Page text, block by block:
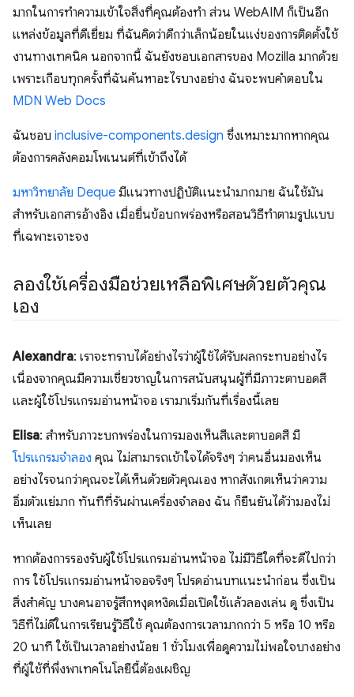
มากในการทำความเข้าใจสิ่งที่คุณต้องทำ ส่วน WebAIM ก็เป็นอีก
แหล่งข้อมูลที่ดีเยี่ยม ที่ฉันคิดว่าดีกว่าเล็กน้อยในแง่ของการติดตั้งใช้
งานทางเทคนิค นอกจากนี้ ฉันยังชอบเอกสารของ Mozilla มากด้วย
เพราะเกือบทุกครั้งที่ฉันค้นหาอะไรบางอย่าง ฉันจะพบคำตอบใน
MDN Web Docs
ฉันชอบ inclusive-components.design ซึ่งเหมาะมากหากคุณ
ต้องการคลังคอมโพเนนต์ที่เข้าถึงได้
มหาวิทยาลัย Deque มีแนวทางปฏิบัติแนะนำมากมาย ฉันใช้มัน
สำหรับเอกสารอ้างอิง เมื่อยื่นข้อบกพร่องหรือสอนวิธีทำตามรูปแบบ
ที่เฉพาะเจาะจง
ลองใช้เครื่องมือช่วยเหลือพิเศษด้วยตัวคุณ
เอง
Alexandra: เราจะทราบได้อย่างไรว่าผู้ใช้ได้รับผลกระทบอย่างไร
เนื่องจากคุณมีความเชี่ยวชาญในการสนับสนุนผู้ที่มีภาวะตาบอดสี
และผู้ใช้โปรแกรมอ่านหน้าจอ เรามาเริ่มกันที่เรื่องนี้เลย
Elisa: สำหรับภาวะบกพร่องในการมองเห็นสีและตาบอดสี มี
โปรแกรมจำลอง คุณ ไม่สามารถเข้าใจได้จริงๆ ว่าคนอื่นมองเห็น
อย่างไรจนกว่าคุณจะได้เห็นด้วยตัวคุณเอง หากสังเกตเห็นว่าความ
อิ่มตัวแย่มาก ทันทีที่รันผ่านเครื่องจำลอง ฉัน ก็ยืนยันได้ว่ามองไม่
เห็นเลย
หากต้องการรองรับผู้ใช้โปรแกรมอ่านหน้าจอ ไม่มีวิธีใดที่จะดีไปกว่า
การ ใช้โปรแกรมอ่านหน้าจอจริงๆ โปรดอ่านบทแนะนำก่อน ซึ่งเป็น
สิ่งสำคัญ บางคนอาจรู้สึกหงุดหงิดเมื่อเปิดใช้แล้วลองเล่น ดู ซึ่งเป็น
วิธีที่ไม่ดีในการเรียนรู้วิธีใช้ คุณต้องการเวลามากกว่า 5 หรือ 10 หรือ
20 นาที ใช้เป็นเวลาอย่างน้อย 1 ชั่วโมงเพื่อดูความไม่พอใจบางอย่าง
ที่ผู้ใช้ที่พึ่งพาเทคโนโลยีนี้ต้องเผชิญ